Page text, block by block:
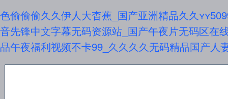
色偷偷偷久久伊人大杳蕉_国产亚洲精品久久
音先锋中文字幕无码资源站_国产午夜片无码区在
品午夜福利视频不卡99_久久久久无码精品国产人